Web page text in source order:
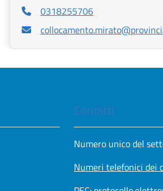
Apri in nuova scheda
0318255706
Apri in nuova scheda
Contatti
Numero unico del
Apri in nuova scheda
Numeri telefonici dei